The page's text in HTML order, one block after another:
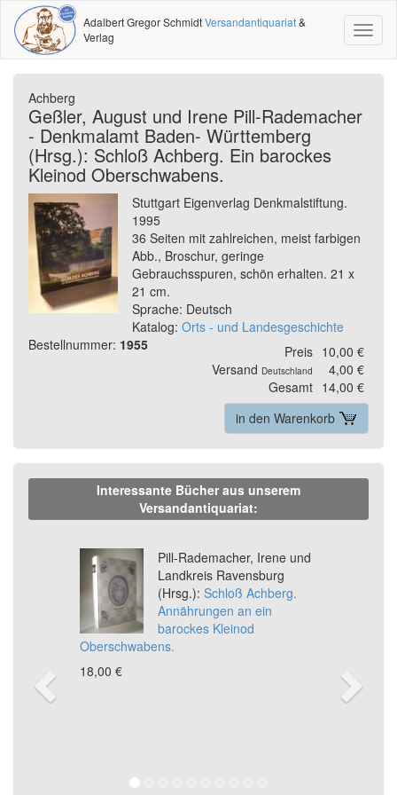
Adalbert Gregor SchmidtVersandantiquariat&
Verlag
Achberg
Geßler, August und Irene Pill-Rademacher
- Denkmalamt Baden- Württemberg
(Hrsg.): Schloß Achberg. Ein barockes
Kleinod Oberschwabens.
Stuttgart Eigenverlag Denkmalstiftung.
1995
36 Seiten mit zahlreichen, meist farbigen
Abb., Broschur, geringe
Gebrauchsspuren, schön erhalten. 21 x
21 cm.
Sprache: Deutsch
Katalog: Orts - und Landesgeschichte
Bestellnummer: 1955 Preis 10,00 €
Versand Deutschland
4,00 €
Gesamt 14,00 €
in den Warenkorb
Interessante Bücher aus unserem
Versandantiquariat:
Pill-Rademacher, Irene und
Landkreis Ravensburg
(Hrsg.): Schloß Achberg.
Annährungen an ein
barockes Kleinod
Oberschwabens.
18,00 €
Previous